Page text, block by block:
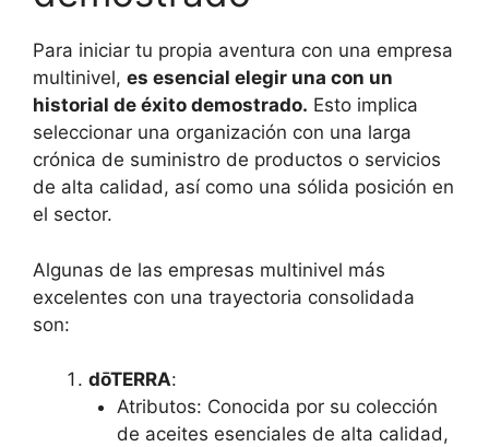
Para iniciar tu propia aventura con una empresa
multinivel, es esencial elegir una con un
historial de éxito demostrado. Esto implica
seleccionar una organización con una larga
crónica de suministro de productos o servicios
de alta calidad, así como una sólida posición en
el sector.
Algunas de las empresas multinivel más
excelentes con una trayectoria consolidada
son:
dōTERRA:
Atributos: Conocida por su colección
de aceites esenciales de alta calidad,